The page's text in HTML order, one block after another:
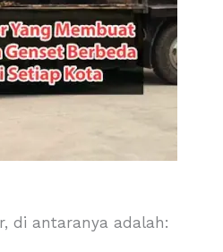
di antaranya adalah: